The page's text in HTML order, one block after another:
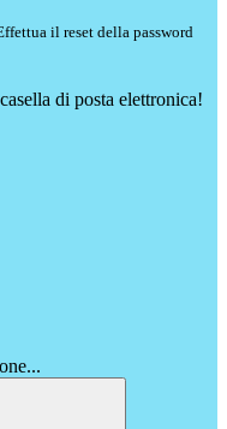
il reset della password
di posta elettronica!